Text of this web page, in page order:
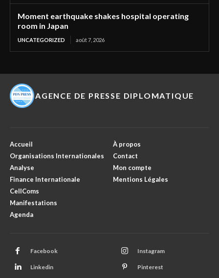
Moment earthquake shakes hospital operating
room in Japan
UNCATEGORIZED août 7, 2026
AGENCE DE PRESSE DIPLOMATIQUE
Accueil
Organisations Internationales
Analyse
Finance Internationale
CellComs
Manifestations
Agenda
À propos
Contact
Mon compte
Mentions Légales
Facebook Instagram
Linkedin Pinterest